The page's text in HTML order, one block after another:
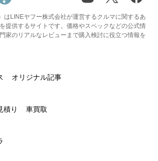
はLINEヤフー株式会社が運営するクルマに関するあ
提供するサイトです。価格やスペックなどの公式情
家のリアルなレビューまで購入検討に役立つ情報を
オリジナル記事
積り 車買取